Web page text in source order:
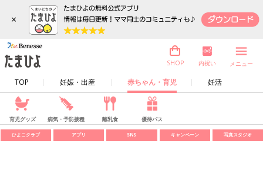
×
TOP 妊娠・出産 赤ちゃん・育児 妊活
SHOP 内祝い メニュー
育児グッズ 病気・予防接種 離乳食 優待パス
ひよこクラブ アプリ SNS キャンペーン 写真スタジオ